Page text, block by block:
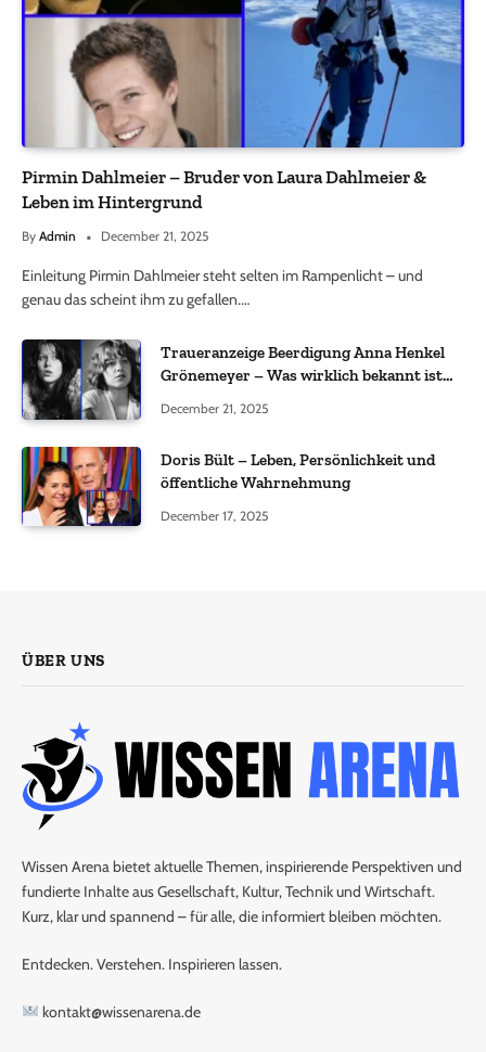
Pirmin Dahlmeier – Bruder von Laura Dahlmeier &
Leben im Hintergrund
By Admin December 21, 2025
Einleitung Pirmin Dahlmeier steht selten im Rampenlicht – und
genau das scheint ihm zu gefallen.…
Traueranzeige Beerdigung Anna Henkel
Grönemeyer – Was wirklich bekannt ist
December 21, 2025
Doris Bült – Leben, Persönlichkeit und
öffentliche Wahrnehmung
December 17, 2025
ÜBER UNS
Wissen Arena bietet aktuelle Themen, inspirierende Perspektiven und
fundierte Inhalte aus Gesellschaft, Kultur, Technik und Wirtschaft.
Kurz, klar und spannend – für alle, die informiert bleiben möchten.
Entdecken. Verstehen. Inspirieren lassen.
kontakt@wissenarena.de